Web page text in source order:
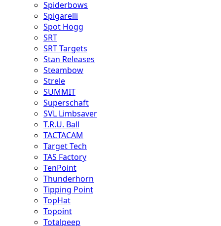
Spiderbows
Spigarelli
Spot Hogg
SRT
SRT Targets
Stan Releases
Steambow
Strele
SUMMIT
Superschaft
SVL Limbsaver
T.R.U. Ball
TACTACAM
Target Tech
TAS Factory
TenPoint
Thunderhorn
Tipping Point
TopHat
Topoint
Totalpeep